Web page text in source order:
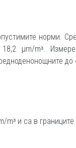
норми.
µm/mᶟ.
до
и са в